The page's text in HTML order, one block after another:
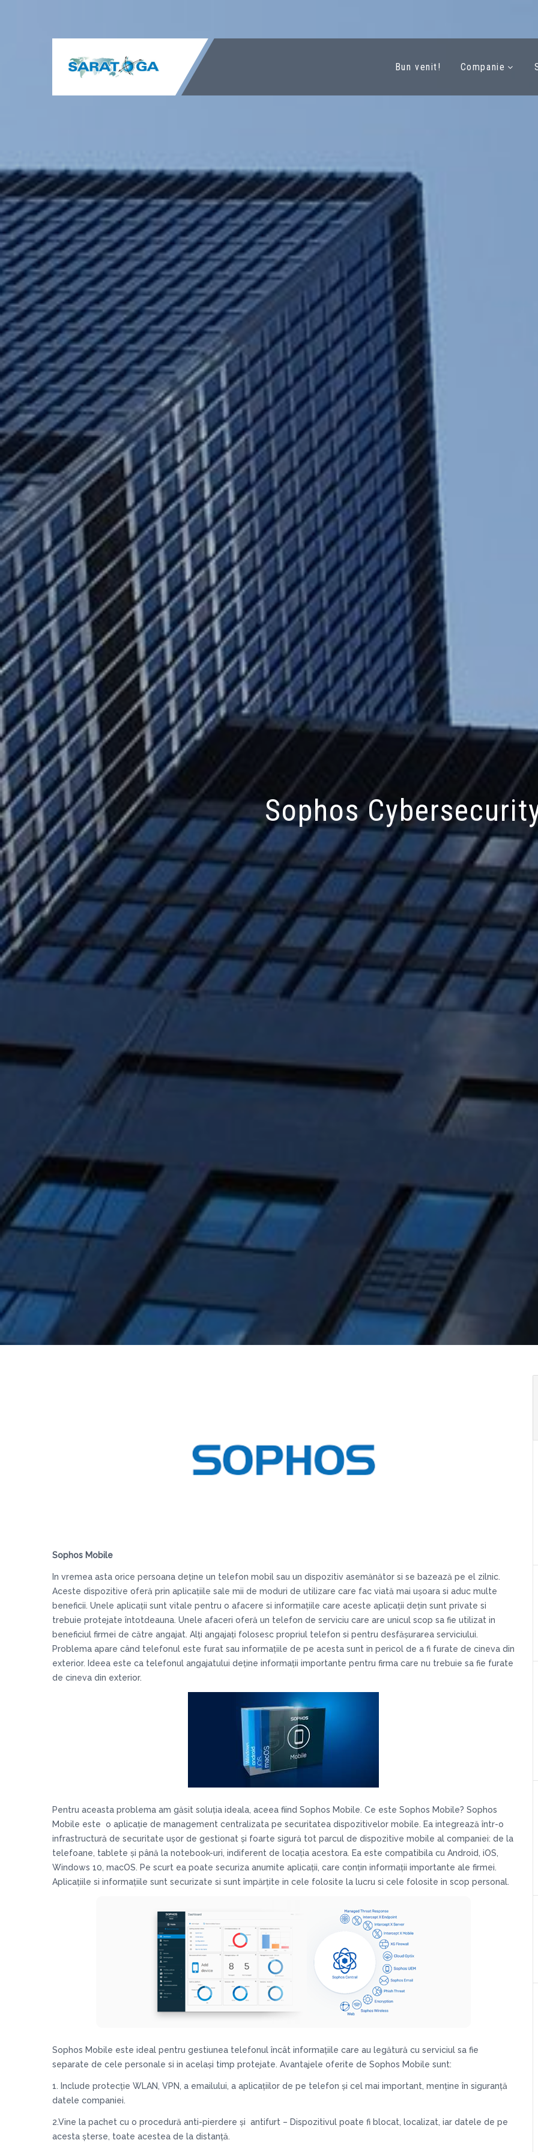
Bun venit! Companie
Sophos
Sophos Mobile
In vremea asta orice persoana deține un telefon mobil sau un dispozitiv asemănător si se bazează pe el zilnic.
Aceste dispozitive oferă prin aplicațiile sale mii de moduri de utilizare care fac viată mai ușoara si aduc multe
beneficii. Unele aplicații sunt vitale pentru o afacere si informațiile care aceste aplicații dețin sunt private si
trebuie protejate întotdeauna. Unele afaceri oferă un telefon de serviciu care are unicul scop sa fie utilizat in
beneficiul firmei de către angajat. Alți angajați folosesc propriul telefon si pentru desfășurarea serviciului.
Problema apare când telefonul este furat sau informațiile de pe acesta sunt in pericol de a fi furate de cineva din
exterior. Ideea este ca telefonul angajatului deține informații importante pentru firma care nu trebuie sa fie furate
de cineva din exterior.
Pentru aceasta problema am găsit soluția ideala, aceea fiind Sophos Mobile. Ce este Sophos Mobile? Sophos
Mobile este o aplicație de management centralizata pe securitatea dispozitivelor mobile. Ea integrează într-o
infrastructură de securitate ușor de gestionat și foarte sigură tot parcul de dispozitive mobile al companiei: de la
telefoane, tablete și până la notebook-uri, indiferent de locația acestora. Ea este compatibila cu Android, iOS,
Windows 10, macOS. Pe scurt ea poate securiza anumite aplicații, care conțin informații importante ale firmei.
Aplicațiile si informațiile sunt securizate si sunt împărțite in cele folosite la lucru si cele folosite in scop personal.
Sophos Mobile este ideal pentru gestiunea telefonul încât informațiile care au legătură cu serviciul sa fie
separate de cele personale si in același timp protejate. Avantajele oferite de Sophos Mobile sunt:
1. Include protecție WLAN, VPN, a emailului, a aplicațiilor de pe telefon și cel mai important, menține în siguranță
datele companiei.
2.Vine la pachet cu o procedură anti-pierdere și antifurt – Dispozitivul poate fi blocat, localizat, iar datele de pe
acesta șterse, toate acestea de la distanță.